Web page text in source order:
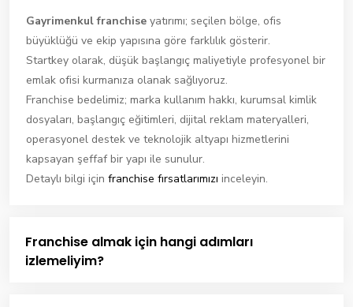
Gayrimenkul franchise yatırımı; seçilen bölge, ofis
büyüklüğü ve ekip yapısına göre farklılık gösterir.
Startkey olarak, düşük başlangıç maliyetiyle profesyonel bir
emlak ofisi kurmanıza olanak sağlıyoruz.
Franchise bedelimiz; marka kullanım hakkı, kurumsal kimlik
dosyaları, başlangıç eğitimleri, dijital reklam materyalleri,
operasyonel destek ve teknolojik altyapı hizmetlerini
kapsayan şeffaf bir yapı ile sunulur.
Detaylı bilgi için franchise fırsatlarımızı inceleyin.
Franchise almak için hangi adımları
izlemeliyim?